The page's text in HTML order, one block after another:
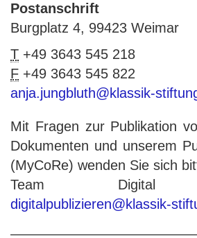
Postanschrift
Burgplatz 4, 99423 Weimar
T +49 3643 545 218
F +49 3643 545 822
anja.jungbluth@klassik-
Mit Fragen zur Publikation
Dokumenten und unserem
(MyCoRe) wenden Sie sich
Team Digital
digitalpublizieren@klassik-